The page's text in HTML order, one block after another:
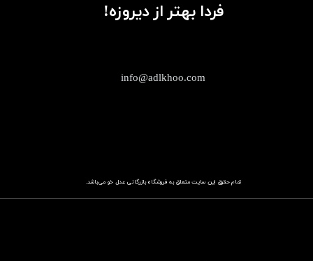
تمام حقوق این سایت متعلق به فروشگاهباز​​​​​​​رگانی عدل خو می‌باشد.
info@adlkhoo.com
فردا بهتر از دیروزه!